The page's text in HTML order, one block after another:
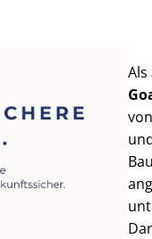
Als